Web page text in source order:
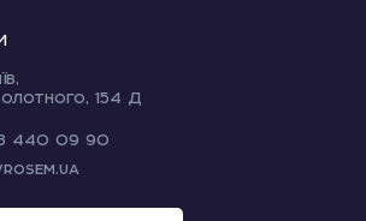
154 Д
440 09 90